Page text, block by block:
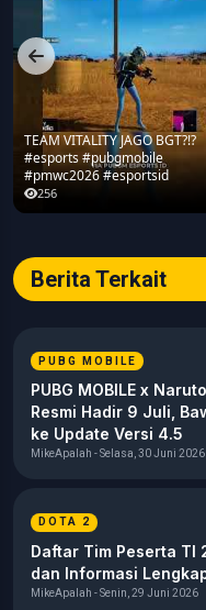
TEAM VITALITY JAGO BGT?!?
#esports #pubgmobile
#pmwc2026 #esportsid
256
Berita Terkait
PUBG MOBILE
PUBG MOBILE x
Resmi Hadir 9 Juli,
ke Update Versi 4.5
MikeApalah - Selasa, 30 Juni 2026
DOTA 2
Daftar Tim Peserta TI
dan Informasi
MikeApalah - Senin, 29 Juni 2026